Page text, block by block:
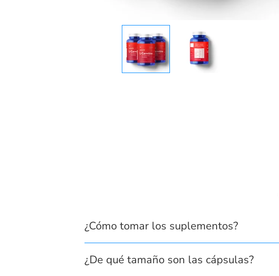
¿Cómo tomar los suplementos?
¿De qué tamaño son las cápsulas?